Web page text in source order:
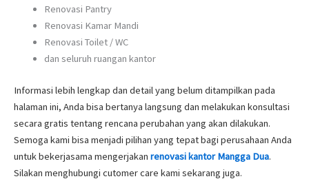
Renovasi Pantry
Renovasi Kamar Mandi
Renovasi Toilet / WC
dan seluruh ruangan kantor
Informasi lebih lengkap dan detail yang belum ditampilkan pada
halaman ini, Anda bisa bertanya langsung dan melakukan konsultasi
secara gratis tentang rencana perubahan yang akan dilakukan.
Semoga kami bisa menjadi pilihan yang tepat bagi perusahaan Anda
untuk bekerjasama mengerjakan renovasi kantor Mangga Dua.
Silakan menghubungi cutomer care kami sekarang juga.